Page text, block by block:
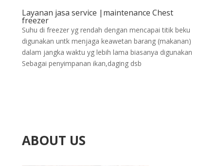
Layanan jasa service |maintenance Chest
freezer
Suhu di freezer yg rendah dengan mencapai titik beku
digunakan untk menjaga keawetan barang (makanan)
dalam jangka waktu yg lebih lama biasanya digunakan
Sebagai penyimpanan ikan,daging dsb
ABOUT US